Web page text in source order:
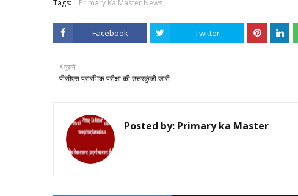
Tags: Primary Ka Master News
Facebook Twitter
पुराने
पीसीएस प्रारंभिक परीक्षा की उत्तरकुंजी जारी
Posted by: Primary ka Master